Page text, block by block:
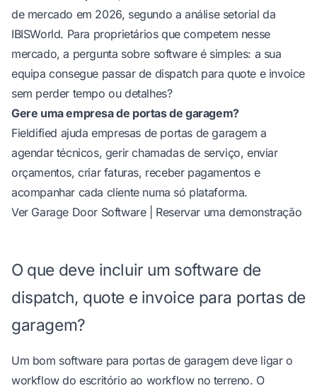
de mercado em 2026, segundo aanálise setorial da
IBISWorld. Para proprietários que competem nesse
mercado, a pergunta sobre software é simples: a sua
equipa consegue passar de dispatch para quote e invoice
sem perder tempo ou detalhes?
Gere uma empresa de portas de garagem?
Fieldified ajuda empresas de portas de garagem a
agendar técnicos, gerir chamadas de serviço, enviar
orçamentos, criar faturas, receber pagamentos e
acompanhar cada cliente numa só plataforma.
Ver Garage Door Software| Reservar uma demonstração
O que deve incluir um software de
dispatch, quote e invoice para portas de
garagem?
Um bom software para portas de garagem deve ligar o
workflow do escritório ao workflow no terreno. O